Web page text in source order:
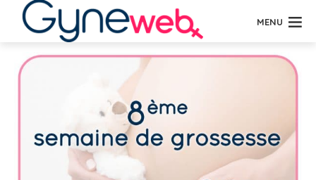
MENU